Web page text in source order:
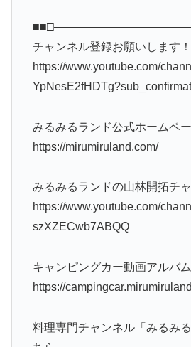
チャンネル登録お願いします！
https://www.youtube.com/
みるみるランド公式ホームペ
https://mirumiruland.com/
みるみるランドの山林開拓チ
https://www.youtube.com/
szXZECwb7ABQQ
キャンピングカー動画アルバ
https://
料理専門チャンネル「みるみ